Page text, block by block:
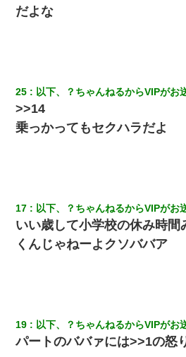
隣室のお婆ちゃん「下階からの異臭に
（もう手遅れだったんだな…）
夫の友達がBBQを定期的に開催して夫
２人・・・
【復讐】義兄嫁「生活費、足りない分
わけないでしょｗｗｗｗ」→ 理由を話
妻と同居し始めたときから、よく妻が
だよな
25 以下、？ちゃんねるからVIPがお
>>14
乗っかってもセクハラだよ
17 以下、？ちゃんねるからVIPがお
いい歳して小学校の休み時間
くんじゃねーよクソババア
19 以下、？ちゃんねるからVIPがお
パートのババァには>>1の怒